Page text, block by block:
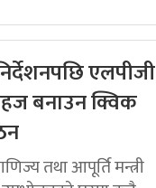
एलपीजी
बनाउन क्विक
तथा आपूर्ति मन्त्री